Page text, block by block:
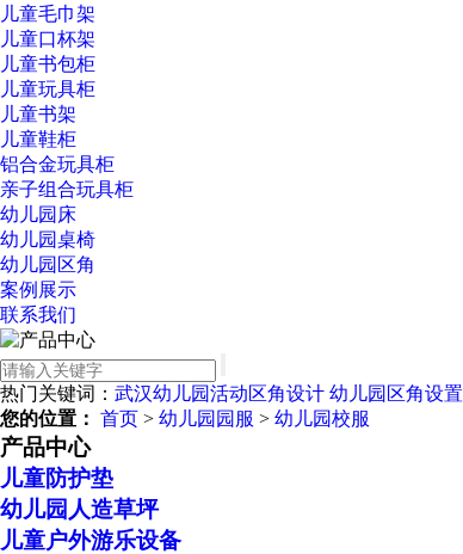
儿童毛巾架
儿童口杯架
儿童书包柜
儿童玩具柜
儿童书架
儿童鞋柜
铝合金玩具柜
亲子组合玩具柜
幼儿园床
幼儿园桌椅
幼儿园区角
案例展示
联系我们
热门关键词： 武汉幼儿园活动区角设计 幼儿园区角设置
您的位置： 首页 > 幼儿园园服 > 幼儿园校服
产品中心
儿童防护垫
幼儿园人造草坪
儿童户外游乐设备